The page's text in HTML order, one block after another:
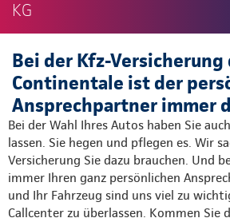
KG
Bei der Kfz-Versicherung
Continentale ist der
Ansprechpartner immer
Bei der Wahl Ihres Autos haben Sie
lassen. Sie hegen und pflegen es. Wir
Versicherung Sie dazu brauchen. Und
immer Ihren ganz persönlichen
und Ihr Fahrzeug sind uns viel zu
Callcenter zu überlassen. Kommen Sie